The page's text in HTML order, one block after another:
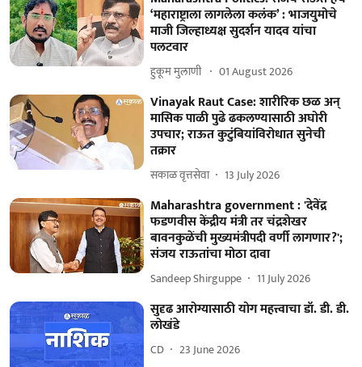
‘महाराष्ट्राला लागलेला कलंक’ : भाजयुमोचे
माजी जिल्हाध्यक्ष सुदर्शन यादव यांचा
पलटवार
हुकूम मुलाणी ​ 01 August 2026
Vinayak Raut Case: शारीरिक छळ अन्
मासिक पाळी पुढे ढकलण्यासाठी अघोरी
उपचार; राऊत कुटुंबियांविरोधात सुनेची
तक्रार
सकाळ वृत्तसेवा 13 July 2026
Maharashtra government : 'देवेंद्र
फडणवीस केंद्रीय मंत्री तर चंद्रशेखर
बावनकुळेंची मुख्यमंत्रीपदी वर्णी लागणार?';
संजय राऊतांचा मोठा दावा
Sandeep Shirguppe 11 July 2026
सुदृढ आरोग्यासाठी योग महत्त्वाचा डॉ. डी. डी.
लोखंडे
CD 23 June 2026